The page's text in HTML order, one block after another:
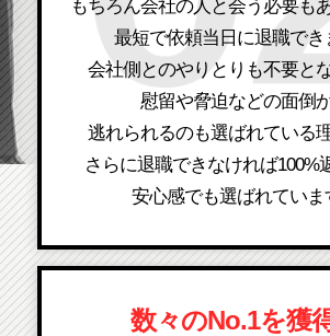
もちろん会社の人と会う必要も
最短で依頼当日に退職でき
会社側とのやりとりも不要とな
慰留や脅迫などの面倒
逃れられるのも選ばれている理
さらに退職できなければ100%
安心感でも選ばれていま
数々のNo.1を獲得